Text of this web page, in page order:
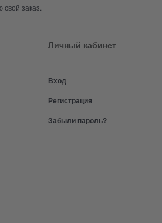
заказ.
Личный кабинет
Вход
Регистрация
Забыли пароль?